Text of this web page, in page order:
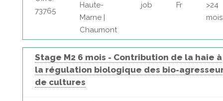
73765
Haute-
Marne |
Chaumont
job Fr
>24
mois
Stage M2 6 mois - Contribution de la haie à
la régulation biologique des bio-
de cultures